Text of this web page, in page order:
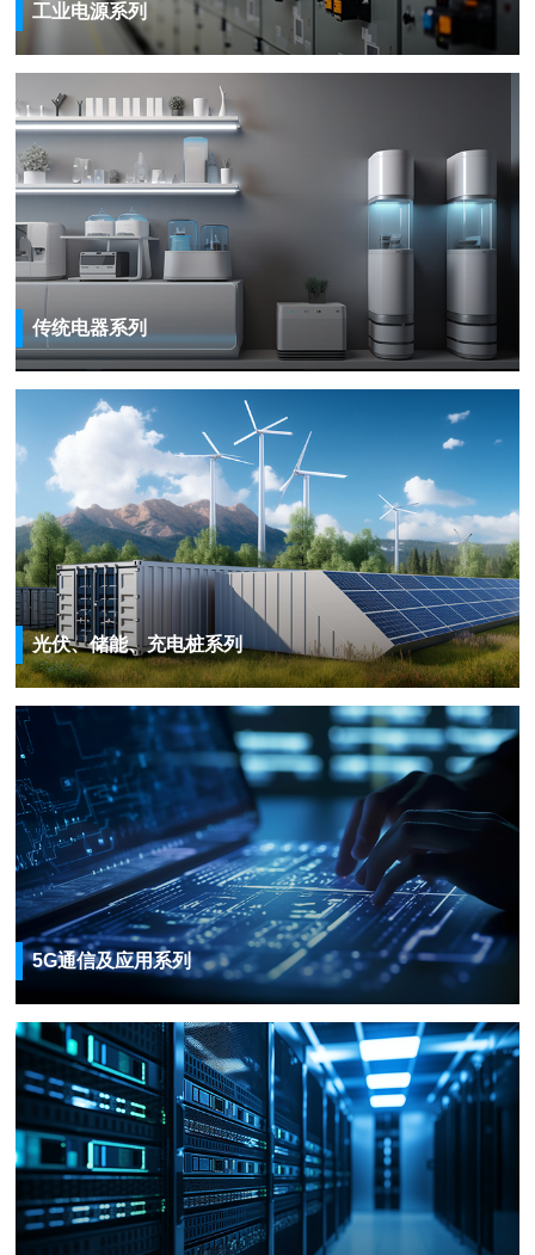
工业电源系列
传统电器系列
光伏、储能、充电桩系列
5G通信及应用系列